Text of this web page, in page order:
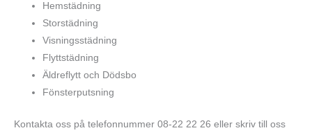
Hemstädning
Storstädning
Visningsstädning
Flyttstädning
Äldreflytt och Dödsbo
Fönsterputsning
Kontakta oss på telefonnummer 08-22 22 26 eller skriv till oss